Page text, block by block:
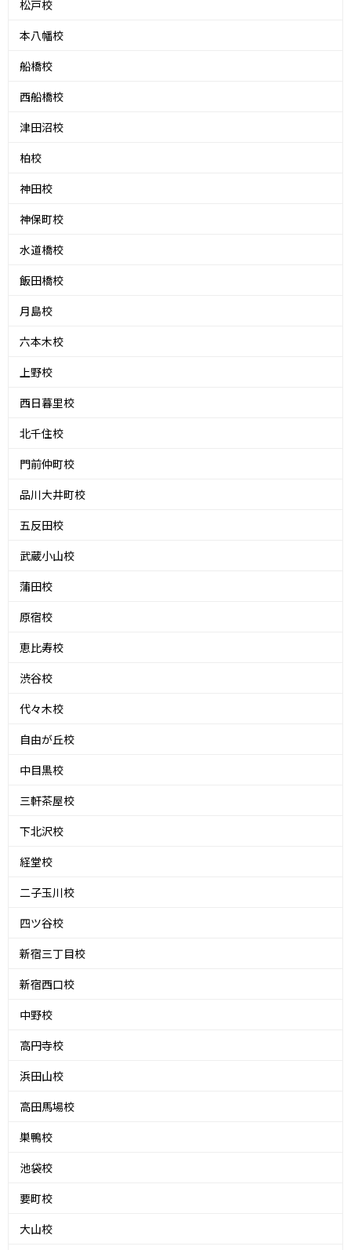
松戸校
本八幡校
船橋校
西船橋校
津田沼校
柏校
神田校
神保町校
水道橋校
飯田橋校
月島校
六本木校
上野校
西日暮里校
北千住校
門前仲町校
品川大井町校
五反田校
武蔵小山校
蒲田校
原宿校
恵比寿校
渋谷校
代々木校
自由が丘校
中目黒校
三軒茶屋校
下北沢校
経堂校
二子玉川校
四ツ谷校
新宿三丁目校
新宿西口校
中野校
高円寺校
浜田山校
高田馬場校
巣鴨校
池袋校
要町校
大山校